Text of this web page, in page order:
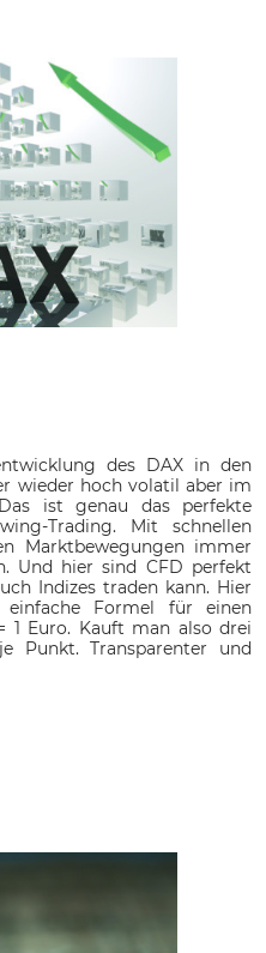
des DAX in den
wieder hoch volatil aber im
ist genau das perfekte
Trading. Mit schnellen
Marktbewegungen immer
Und hier sind CFD perfekt
Indizes traden kann. Hier
Formel für einen
1 Euro. Kauft man also drei
Punkt. Transparenter und